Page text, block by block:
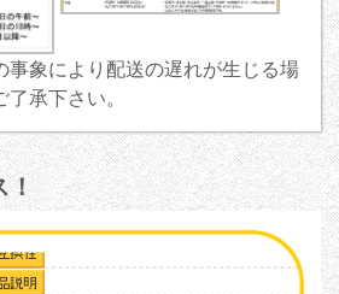
事象により配送の遅れが生じる場
承下さい。
！